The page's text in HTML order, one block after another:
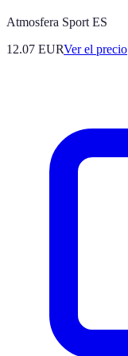
Atmosfera Sport ES
12.07 EURVer el precio